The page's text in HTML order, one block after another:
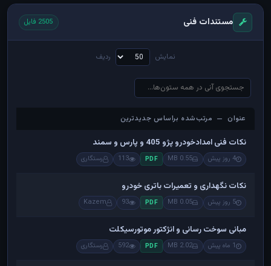
مستندات فنی 2505 فایل
نمایش ردیف
عنوان — مرتب‌شده براساس جدیدترین
عنوان — مرتب‌شده براساس جدیدترین
نکات فنی امدادخودرو پژو 405 و پارس و سمند
4 روز پیش 0.55 MB
PDF
113 رستگاری
نکات نگهداری و تعمیرات باتری خودرو
5 روز پیش 0.05 MB
PDF
93
Kazem
مبانی سوخت رسانی و انژکتور موتورسیکلت
1 ماه پیش 2.02 MB
PDF
592 رستگاری